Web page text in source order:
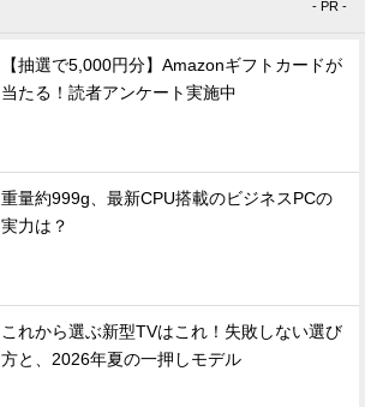
- PR -
【抽選で5,000円分】Amazonギフトカードが
当たる！読者アンケート実施中
重量約999g、最新CPU搭載のビジネスPCの
実力は？
これから選ぶ新型TVはこれ！失敗しない選び
方と、2026年夏の一押しモデル